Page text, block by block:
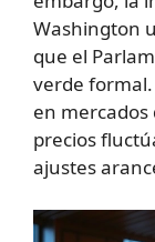
Washington
que el
verde
en
precios
ajustes